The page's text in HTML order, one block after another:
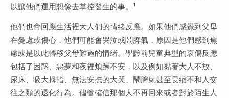
以讓他們運用想像去掌控發生的事。¹
他們也會回應生活裡大人們的情緒反應。如果他們感覺到父母
在憂慮或傷心，他們可能會哭泣或鬧脾氣，原因是他們感到焦
慮或是以此轉移父母難過的情緒。學齡前兒童典型的哀傷反應
包括了困惑、惡夢和夜裡煩躁不安，以及例如黏著大人不放、
尿床、吸大拇指、無法安撫的大哭、鬧脾氣甚至畏縮不和人交
往之類的退化行為。儘管確信那個人不再回來或者對於陌生人